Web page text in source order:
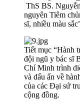
ThS BS.
nguyên Tiêm
sĩ, nhiều màu
Tiết mục “Hành
đội ngũ y bác sĩ
Chí Minh trình
và dấu ấn về
của các Đại sứ
cộng đồng.